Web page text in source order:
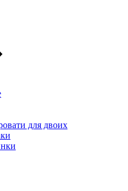
для двоих